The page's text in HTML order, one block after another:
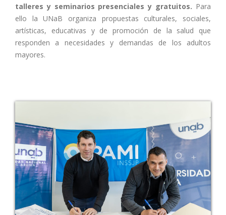
talleres y seminarios presenciales y gratuitos. Para
ello la UNaB organiza propuestas culturales, sociales,
artísticas, educativas y de promoción de la salud que
responden a necesidades y demandas de los adultos
mayores.